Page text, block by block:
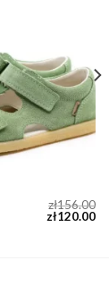
zł156.00
zł120.00